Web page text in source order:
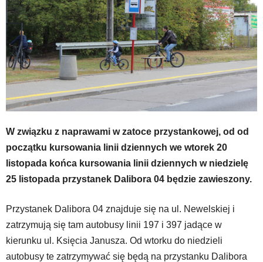
W związku z naprawami w zatoce przystankowej, od od
początku kursowania linii dziennych we wtorek 20
listopada końca kursowania linii dziennych w niedzielę
25 listopada przystanek Dalibora 04 będzie zawieszony.
Przystanek Dalibora 04 znajduje się na ul. Newelskiej i
zatrzymują się tam autobusy linii 197 i 397 jadące w
kierunku ul. Księcia Janusza. Od wtorku do niedzieli
autobusy te zatrzymywać się będą na przystanku Dalibora